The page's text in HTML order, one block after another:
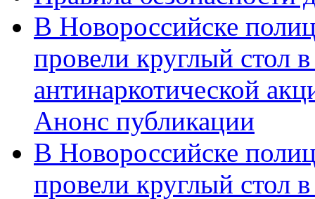
В Новороссийске
провели круглый стол
антинаркотической
Анонс публикации
В Новороссийске
провели круглый стол